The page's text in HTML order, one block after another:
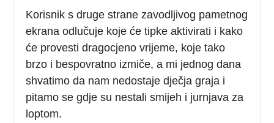
Korisnik s druge strane zavodljivog pametnog
ekrana odlučuje koje će tipke aktivirati i kako
će provesti dragocjeno vrijeme, koje tako
brzo i bespovratno izmiče, a mi jednog dana
shvatimo da nam nedostaje dječja graja i
pitamo se gdje su nestali smijeh i jurnjava za
loptom.